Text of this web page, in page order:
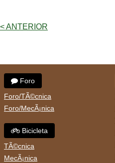
< ANTERIOR
Foro
Foro/TÃ©cnica
Foro/MecÃ¡nica
Bicicleta
TÃ©cnica
MecÃ¡nica